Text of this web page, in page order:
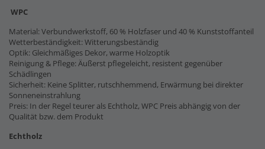
WPC
Material: Verbundwerkstoff, 60 % Holzfaser und 40 % Kunststoffanteil
Wetterbeständigkeit: Witterungsbeständig
Optik: Gleichmäßiges Dekor, warme Holzoptik
Reinigung & Pflege: Äußerst pflegeleicht, resistent gegenüber
Schädlingen
Sicherheit: Keine Splitter, rutschhemmend, Erwärmung bei direkter
Sonneneinstrahlung
Preis: In der Regel teurer als Echtholz, WPC Preis abhängig von der
Qualität bzw. dem Produkt
Echtholz